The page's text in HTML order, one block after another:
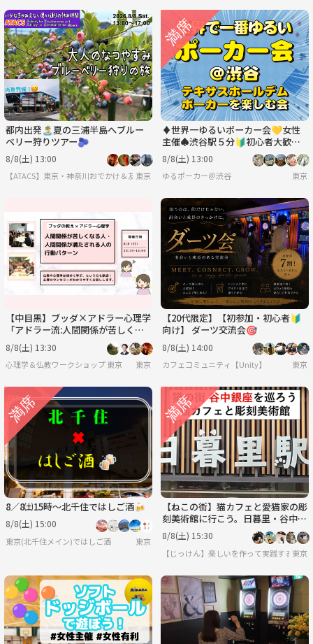
都内出発🏝️夏の三浦半島へブルー
ベリー狩りツアー🫐
8/8(土) 13:00
【ATACS】東京・神奈川おでかけ＆友達づくり｜20代30代中心
東京
♦️世界一ゆるいポーカー会💛女性
主催♠️渋谷駅５分🔰初心者大歓迎
♣
8/8(土) 13:00
ゆるポーカー＠渋谷 東京
【中目黒】ブッダ×アドラー心理学
「アドラー流:人間関係が苦しくな
る人・満たされる人の行動パター
ン」ワークショップ-東京
8/8(土) 13:30
心理学＆仏教ワークショップ 東京 東京
【20代限定】【初参加・初心者🔰
向け】 ダーツ交流会🎯
8/8(土) 14:00
カフェコミュニティ【Unity】 東京
8／8㈯15時〜北千住ではしご酒🍻
8/8(土) 15:00
東京(北千住メイン)ではしご酒 東京
【ねこの街】猫カフェと愛猫家の彫
刻美術館に行こう。日暮里・谷中ぎ
んざ商店街を散策〈8月8日(土)15:3
0〉
8/8(土) 15:30
【じっけん】楽しいを作って実践する研究
東京